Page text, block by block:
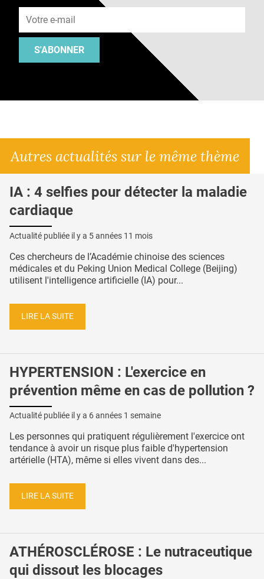
S'ABONNER
Autres actualités sur le même thème
IA : 4 selfies pour détecter la maladie
cardiaque
Actualité publiée il y a 5 années 11 mois
Ces chercheurs de l’Académie chinoise des sciences
médicales et du Peking Union Medical College (Beijing)
utilisent l'intelligence artificielle (IA) pour...
LIRE LA SUITE
HYPERTENSION : L'exercice en
prévention même en cas de pollution ?
Actualité publiée il y a 6 années 1 semaine
Les personnes qui pratiquent régulièrement l'exercice ont
tendance à avoir un risque plus faible d'hypertension
artérielle (HTA), même si elles vivent dans des...
LIRE LA SUITE
ATHÉROSCLÉROSE : Le nutraceutique
qui dissout les blocages